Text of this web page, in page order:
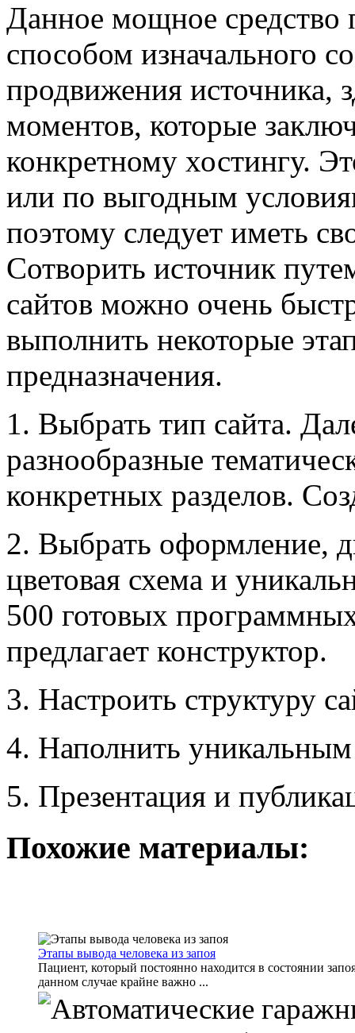
Данное мощное средство
способом изначального
продвижения источника,
моментов, которые
конкретному хостингу.
или по выгодным
поэтому следует иметь
Сотворить источник
сайтов можно очень
выполнить некоторые
предназначения.
1. Выбрать тип сайта.
разнообразные
конкретных разделов.
2. Выбрать оформление,
цветовая схема и
500 готовых
предлагает конструктор.
3. Настроить структуру
4. Наполнить
5. Презентация и
Похожие материалы:
Этапы вывода человека из запоя
Пациент, который постоянно находится в состоянии
данном случае крайне важно ...